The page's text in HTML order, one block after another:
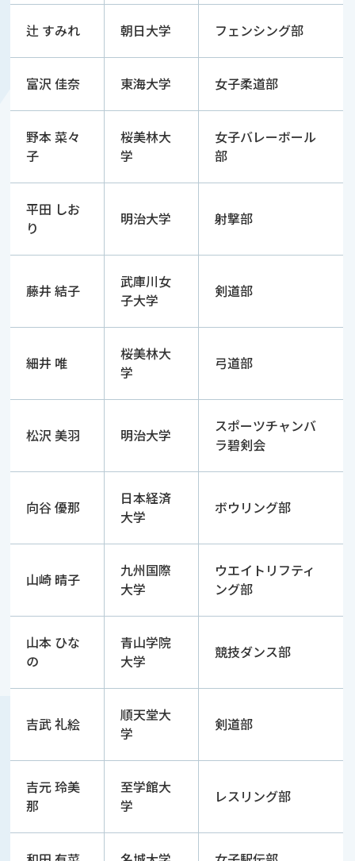
辻 すみれ 朝日大学 フェンシング部
富沢 佳奈 東海大学 女子柔道部
野本 菜々
子
桜美林大
学
女子バレーボール
部
平田 しお
り
明治大学 射撃部
藤井 結子
武庫川女
子大学
剣道部
細井 唯
桜美林大
学
弓道部
松沢 美羽 明治大学
スポーツチャンバ
ラ碧剣会
向谷 優那
日本経済
大学
ボウリング部
山崎 晴子
九州国際
大学
ウエイトリフティ
ング部
山本 ひな
の
青山学院
大学
競技ダンス部
吉武 礼絵
順天堂大
学
剣道部
吉元 玲美
那
至学館大
学
レスリング部